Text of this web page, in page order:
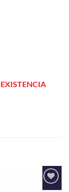
Añadir